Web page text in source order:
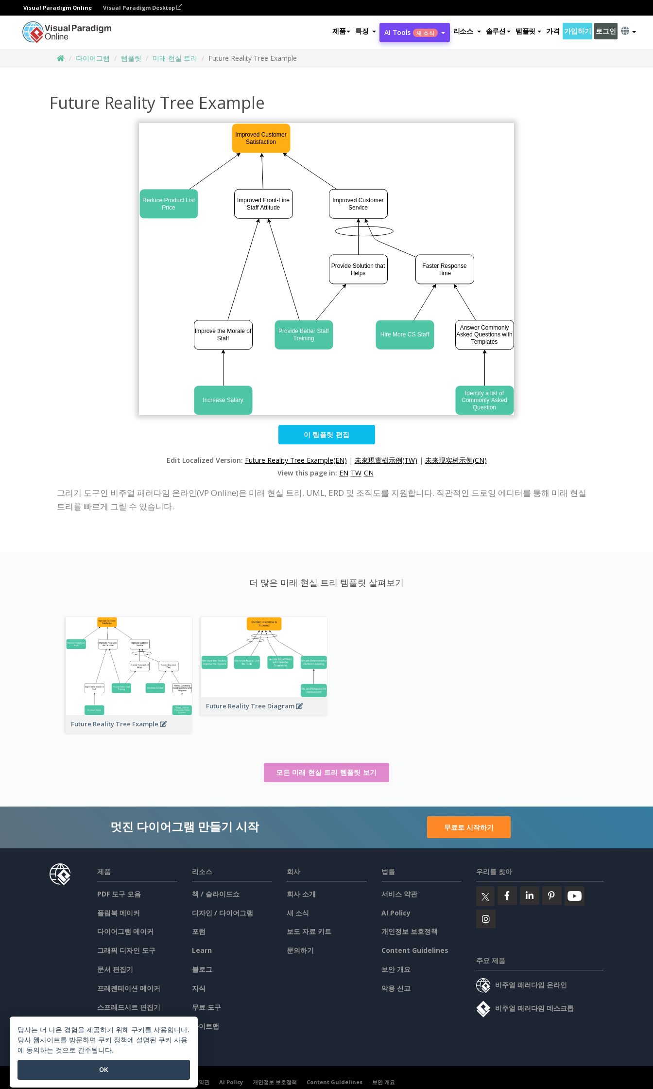
Visual Paradigm Online Visual Paradigm Desktop
제품 특징 AI Tools 새 소식 리소스 솔루션 템플릿 가격 가입하기 로그인
다이어그램 템플릿 미래 현실 트리 Future Reality Tree Example
Future Reality Tree Example
이 템플릿 편집
Edit Localized Version: Future Reality Tree Example(EN) | 未來現實樹示例(TW) | 未来现实树示例(CN)
View this page in: EN TW CN
그리기 도구인 비주얼 패러다임 온라인(VP Online)은 미래 현실 트리, UML, ERD 및 조직도를 지원합니다. 직관적인 드로잉 에디터를 통해 미래 현실
트리를 빠르게 그릴 수 있습니다.
더 많은 미래 현실 트리 템플릿 살펴보기
Future Reality Tree Example
Future Reality Tree Diagram
모든 미래 현실 트리 템플릿 보기
멋진 다이어그램 만들기 시작 무료로 시작하기
제품
PDF 도구 모음
플립북 메이커
다이어그램 메이커
그래픽 디자인 도구
문서 편집기
프레젠테이션 메이커
스프레드시트 편집기
가격 책정
리소스
책 / 슬라이드쇼
디자인 / 다이어그램
포럼
Learn
블로그
지식
무료 도구
사이트맵
회사
회사 소개
새 소식
보도 자료 키트
문의하기
법률
서비스 약관
AI Policy
개인정보 보호정책
Content Guidelines
보안 개요
악용 신고
우리를 찾아
주요 제품
비주얼 패러다임 온라인
비주얼 패러다임 데스크톱
©2026 by Visual Paradigm. 모든 권리 보유. 서비스 약관 AI Policy 개인정보 보호정책 Content Guidelines 보안 개요
당사는 더 나은 경험을 제공하기 위해 쿠키를 사용합니다.
당사 웹사이트를 방문하면 쿠키 정책에 설명된 쿠키 사용
에 동의하는 것으로 간주됩니다.
OK